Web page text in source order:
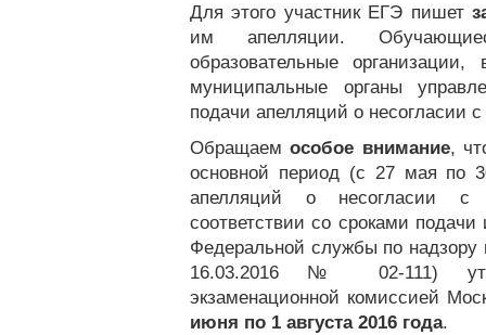
Для этого участник ЕГЭ пишет
им апелляции.
образовательные
муниципальные органы
подачи апелляций о несогласии
Обращаем особое внимание,
основной период (с 27 мая по
апелляций о несогласии
соответствии со сроками
Федеральной службы по надзору
16.03.2016 № 02-111)
экзаменационной комиссией
июня по 1 августа 2016 года.